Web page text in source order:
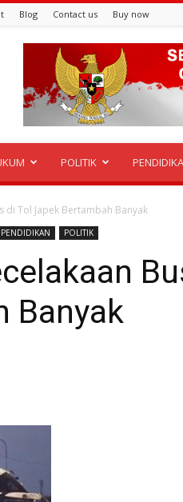
Blog Contact us Buy now
POLITIK
di Tol Japek Bertambah Banyak
PENDIDIKAN POLITIK
Banyak